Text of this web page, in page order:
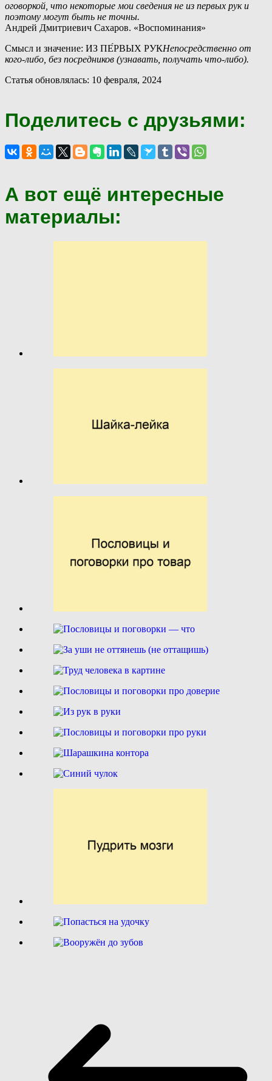
оговоркой, что некоторые мои сведения не из первых рук и
поэтому могут быть не точны.
Андрей Дмитриевич Сахаров. «Воспоминания»
Смысл и значение: ИЗ ПЕ́РВЫХ РУКНепосредственно от
кого-либо, без посредников (узнавать, получать что-либо).
Статья обновлялась: 10 февраля, 2024
Поделитесь с друзьями:
А вот ещё интересные
материалы: